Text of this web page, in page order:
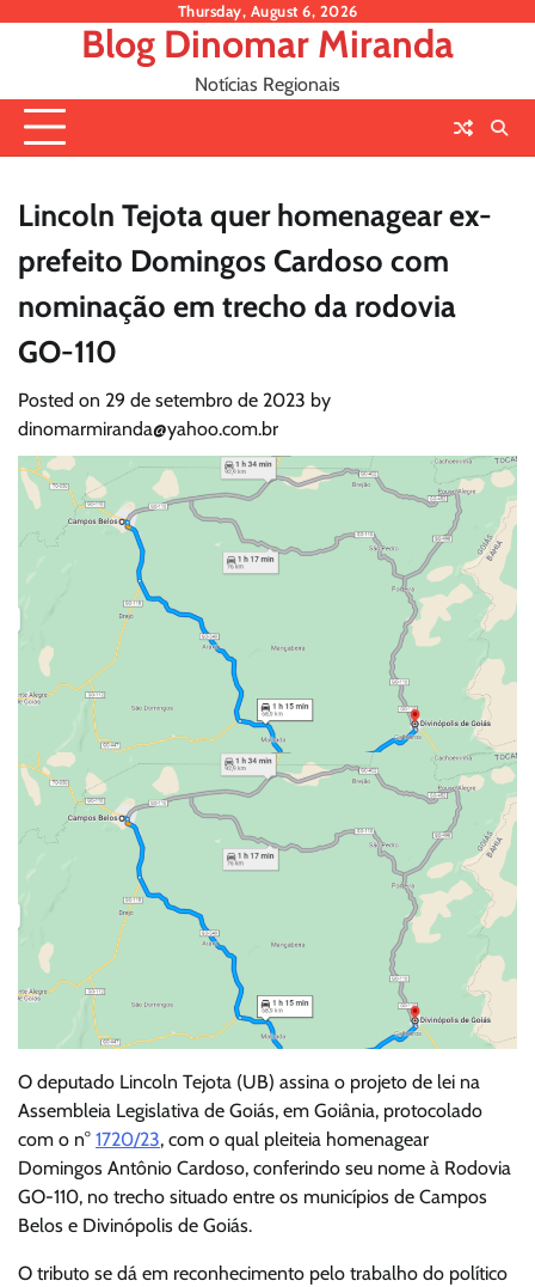
Thursday, August 6, 2026
Blog Dinomar Miranda
Notícias Regionais
Lincoln Tejota quer homenagear ex-
prefeito Domingos Cardoso com
nominação em trecho da rodovia
GO-110
Posted on 29 de setembro de 2023 by
dinomarmiranda@yahoo.com.br
O deputado Lincoln Tejota (UB) assina o projeto de lei na
Assembleia Legislativa de Goiás, em Goiânia, protocolado
com o n° 1720/23, com o qual pleiteia homenagear
Domingos Antônio Cardoso, conferindo seu nome à Rodovia
GO-110, no trecho situado entre os municípios de Campos
Belos e Divinópolis de Goiás.
O tributo se dá em reconhecimento pelo trabalho do político